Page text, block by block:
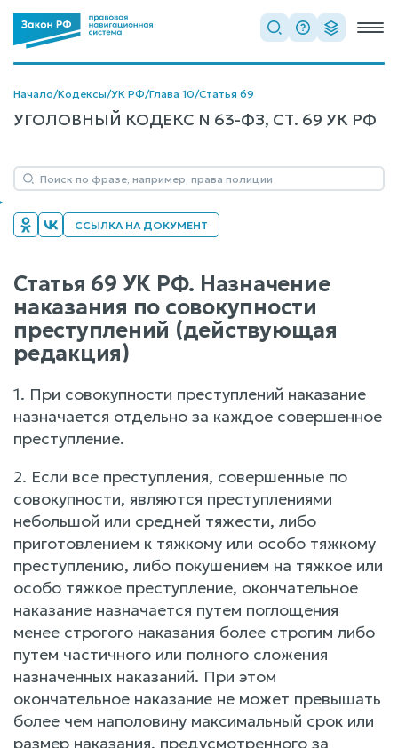
Начало/Кодексы/УК РФ/Глава 10/Статья 69
УГОЛОВНЫЙ КОДЕКС N 63-ФЗ, СТ. 69 УК РФ
ССЫЛКА НА ДОКУМЕНТ
Статья 69 УК РФ. Назначение
наказания по совокупности
преступлений (действующая
редакция)
1. При совокупности преступлений наказание
назначается отдельно за каждое совершенное
преступление.
2. Если все преступления, совершенные по
совокупности, являются преступлениями
небольшой или средней тяжести, либо
приготовлением к тяжкому или особо тяжкому
преступлению, либо покушением на тяжкое или
особо тяжкое преступление, окончательное
наказание назначается путем поглощения
менее строгого наказания более строгим либо
путем частичного или полного сложения
назначенных наказаний. При этом
окончательное наказание не может превышать
более чем наполовину максимальный срок или
размер наказания, предусмотренного за